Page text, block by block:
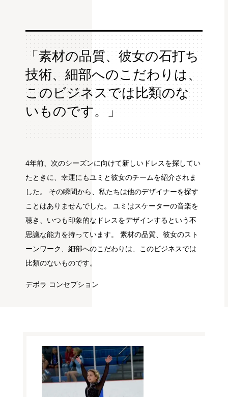
「素材の品質、彼女の石打ち
技術、細部へのこだわりは、
このビジネスでは比類のな
いものです。」
4年前、次のシーズンに向けて新しいドレスを探してい
たときに、幸運にもユミと彼女のチームを紹介されま
した。 その瞬間から、私たちは他のデザイナーを探す
ことはありませんでした。 ユミはスケーターの音楽を
聴き、いつも印象的なドレスをデザインするという不
思議な能力を持っています。 素材の品質、彼女のスト
ーンワーク、細部へのこだわりは、このビジネスでは
比類のないものです。
デボラ コンセプション